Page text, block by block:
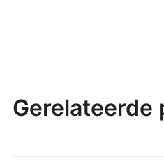
Gerelateerde